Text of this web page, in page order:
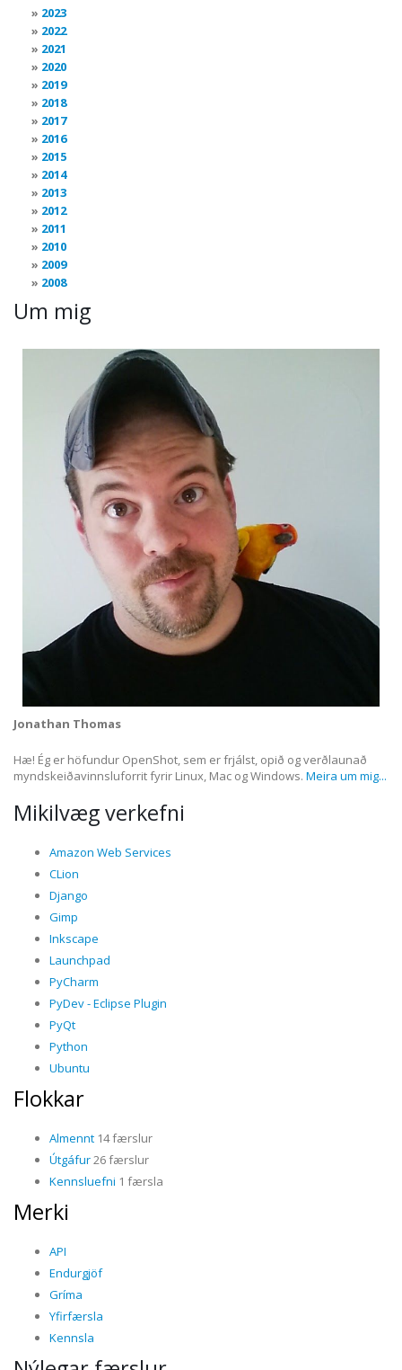
2023
2022
2021
2020
2019
2018
2017
2016
2015
2014
2013
2012
2011
2010
2009
2008
Um mig
Jonathan Thomas
Hæ! Ég er höfundur OpenShot, sem er frjálst, opið og verðlaunað
myndskeiðavinnsluforrit fyrir Linux, Mac og Windows. Meira um mig...
Mikilvæg verkefni
Amazon Web Services
CLion
Django
Gimp
Inkscape
Launchpad
PyCharm
PyDev - Eclipse Plugin
PyQt
Python
Ubuntu
Flokkar
Almennt 14 færslur
Útgáfur26 færslur
Kennsluefni 1 færsla
Merki
API
Endurgjöf
Gríma
Yfirfærsla
Kennsla